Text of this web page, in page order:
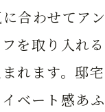
合わせてア
を取り入れ
れます。邸
ベート感あ